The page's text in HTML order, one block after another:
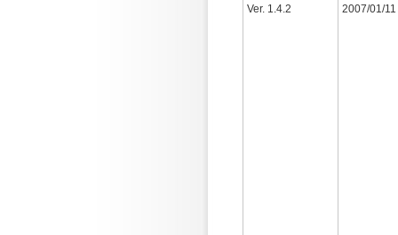
Ver. 1.4.2 2007/01/11